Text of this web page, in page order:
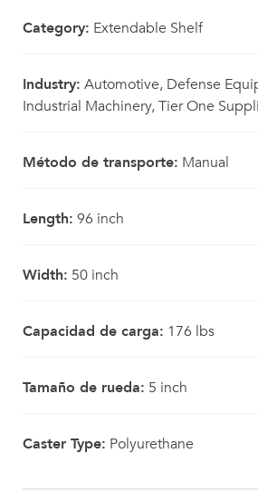
Category: Extendable Shelf
Industry: Automotive, Defense
Industrial Machinery, Tier One
Método de transporte: Manual
Length: 96 inch
Width: 50 inch
Capacidad de carga: 176 lbs
Tamaño de rueda: 5 inch
Caster Type: Polyurethane